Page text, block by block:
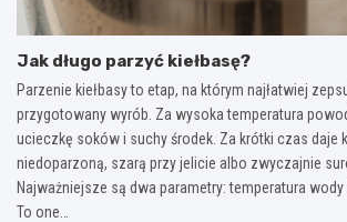
Jak długo parzyć kiełbasę?
Parzenie kiełbasy to etap, na którym najłatwiej
przygotowany wyrób. Za wysoka temperatura
ucieczkę soków i suchy środek. Za krótki czas daje
niedoparzoną, szarą przy jelicie albo zwyczajnie
Najważniejsze są dwa parametry: temperatura wody
To one…